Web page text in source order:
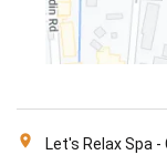
Let's Relax Spa